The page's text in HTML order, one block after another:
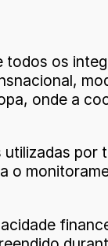
todos os
onde a
utilizadas por
o